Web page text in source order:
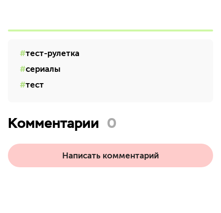
тест-рулетка
сериалы
тест
Комментарии 0
Написать комментарий